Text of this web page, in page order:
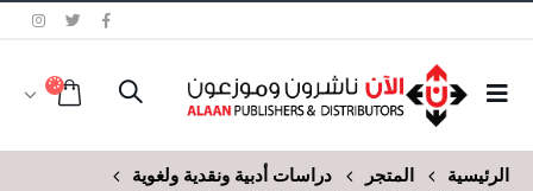
الرئيسية المتجر
دراسات أدبية ونقدية ولغوية